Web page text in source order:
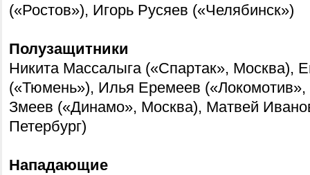
(«Ростов»), Игорь Русяев («Челябинск»)
Полузащитники
Никита Массалыга («Спартак», Москва),
(«Тюмень»), Илья Еремеев
Змеев («Динамо», Москва), Матвей
Петербург)
Нападающие